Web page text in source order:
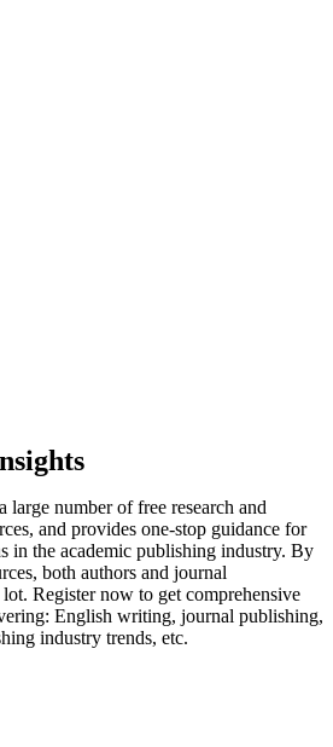
large number of free research and
and provides one-stop guidance for
in the academic publishing industry. By
both authors and journal
Register now to get comprehensive
English writing, journal publishing,
industry trends, etc.